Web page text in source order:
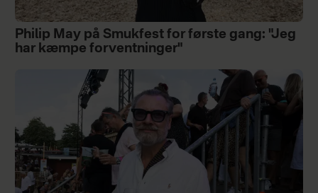
Philip May på Smukfest for første gang: "Jeg
har kæmpe forventninger"